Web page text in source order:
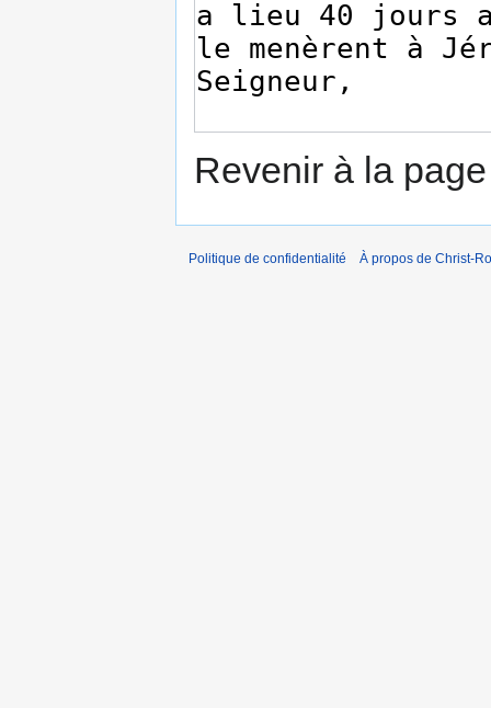
Revenir à la
Politique de confidentialité À propos de Christ-